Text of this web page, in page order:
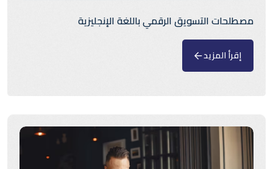
مصطلحات التسويق الرقمي باللغة الإنجليزية
إقرأ المزيد